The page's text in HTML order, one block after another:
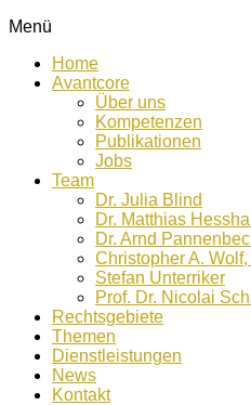
Menü
Home
Avantcore
Über uns
Kompetenzen
Publikationen
Jobs
Team
Dr. Julia Blind
Dr. Matthias
Dr. Arnd
Christopher A. Wolf,
Stefan Unterriker
Prof. Dr. Nicolai
Rechtsgebiete
Themen
Dienstleistungen
News
Kontakt